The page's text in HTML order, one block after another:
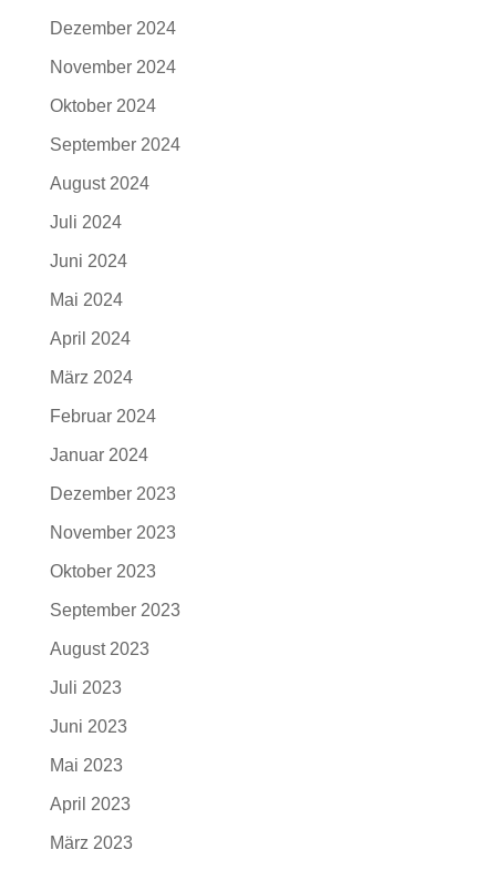
Dezember 2024
November 2024
Oktober 2024
September 2024
August 2024
Juli 2024
Juni 2024
Mai 2024
April 2024
März 2024
Februar 2024
Januar 2024
Dezember 2023
November 2023
Oktober 2023
September 2023
August 2023
Juli 2023
Juni 2023
Mai 2023
April 2023
März 2023